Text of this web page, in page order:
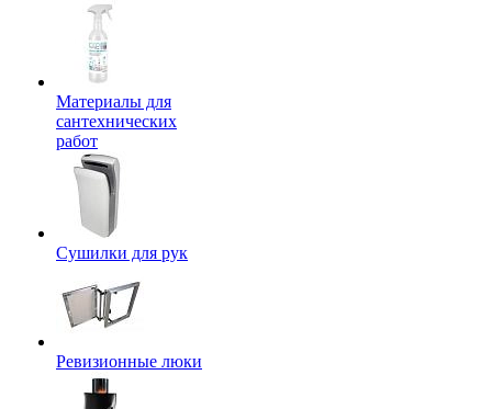
Материалы для
сантехнических
работ
Сушилки для рук
Ревизионные люки